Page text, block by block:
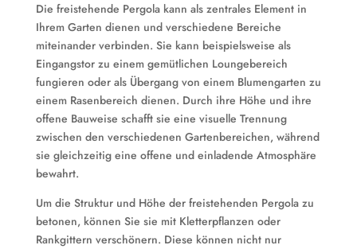
Die freistehende Pergola kann als zentrales Element in
Ihrem Garten dienen und verschiedene Bereiche
miteinander verbinden. Sie kann beispielsweise als
Eingangstor zu einem gemütlichen Loungebereich
fungieren oder als Übergang von einem Blumengarten zu
einem Rasenbereich dienen. Durch ihre Höhe und ihre
offene Bauweise schafft sie eine visuelle Trennung
zwischen den verschiedenen Gartenbereichen, während
sie gleichzeitig eine offene und einladende Atmosphäre
bewahrt.
Um die Struktur und Höhe der freistehenden Pergola zu
betonen, können Sie sie mit Kletterpflanzen oder
Rankgittern verschönern. Diese können nicht nur